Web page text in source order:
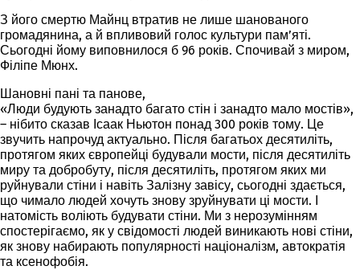
З його смертю Майнц втратив не лише шанованого
громадянина, а й впливовий голос культури пам’яті.
Сьогодні йому виповнилося б 96 років. Спочивай з миром,
Філіпе Мюнх.
Шановні пані та панове,
«Люди будують занадто багато стін і занадто мало мостів»,
– нібито сказав Ісаак Ньютон понад 300 років тому. Це
звучить напрочуд актуально. Після багатьох десятиліть,
протягом яких європейці будували мости, після десятиліть
миру та добробуту, після десятиліть, протягом яких ми
руйнували стіни і навіть Залізну завісу, сьогодні здається,
що чимало людей хочуть знову зруйнувати ці мости. І
натомість воліють будувати стіни. Ми з нерозумінням
спостерігаємо, як у свідомості людей виникають нові стіни,
як знову набирають популярності націоналізм, автократія
та ксенофобія.